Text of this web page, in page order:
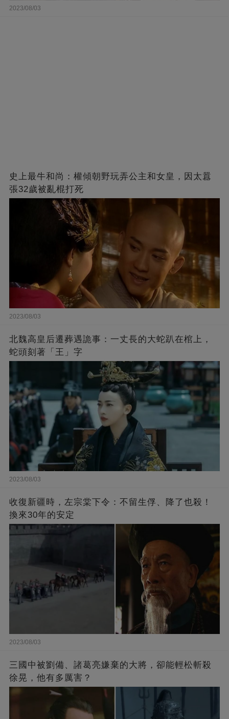
2023/08/03
史上最牛和尚：權傾朝野玩弄公主和女皇，因太囂
張32歲被亂棍打死
2023/08/03
北魏高皇后遷葬遇詭事：一丈長的大蛇趴在棺上，
蛇頭刻著「王」字
2023/08/03
收復新疆時，左宗棠下令：不留生俘、降了也殺！
換來30年的安定
2023/08/03
三國中被劉備、諸葛亮嫌棄的大將，卻能輕松斬殺
徐晃，他有多厲害？